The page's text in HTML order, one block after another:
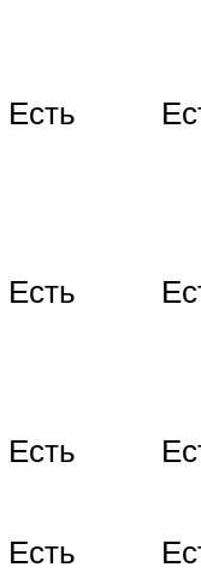
Есть
Есть
Есть
Есть